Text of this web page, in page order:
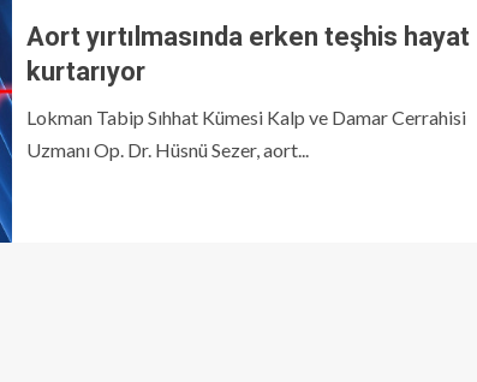
Aort yırtılmasında erken teşhis hayat
kurtarıyor
Lokman Tabip Sıhhat Kümesi Kalp ve Damar Cerrahisi
Uzmanı Op. Dr. Hüsnü Sezer, aort...